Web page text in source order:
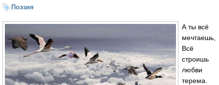
Поэзия
А ты всё
мечтаешь,
Всё
строишь
любви
терема.